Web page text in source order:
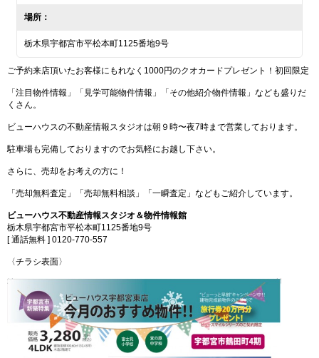
場所：
栃木県宇都宮市平松本町1125番地9号
ご予約来店頂いたお客様にもれなく1000円のクオカードプレゼント！初回限定
「注目物件情報」「見学可能物件情報」「その他紹介物件情報」なども盛りだ
くさん。
ビューハウスの不動産情報スタジオは朝９時〜夜7時まで営業しております。
駐車場も完備しておりますのでお気軽にお越し下さい。
さらに、売却をお考えの方に！
「売却無料査定」「売却無料相談」「一瞬査定」などもご紹介しています。
ビューハウス不動産情報スタジオ＆物件情報館
栃木県宇都宮市平松本町1125番地9号
[ 通話無料 ] 0120-770-557
〈チラシ表面〉